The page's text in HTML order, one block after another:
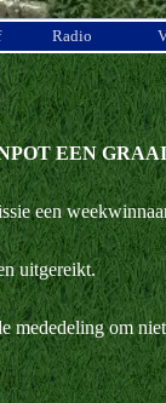
Radio
EEN
een
uitgereikt.
om